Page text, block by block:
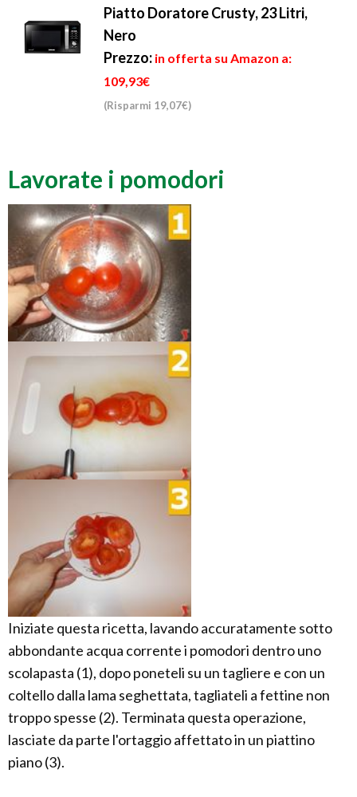
Piatto Doratore Crusty, 23 Litri,
Nero
Prezzo: in offerta su Amazon a:
109,93€
(Risparmi 19,07€)
Lavorate i pomodori
Iniziate questa ricetta, lavando accuratamente sotto
abbondante acqua corrente i pomodori dentro uno
scolapasta (1), dopo poneteli su un tagliere e con un
coltello dalla lama seghettata, tagliateli a fettine non
troppo spesse (2). Terminata questa operazione,
lasciate da parte l'ortaggio affettato in un piattino
piano (3).